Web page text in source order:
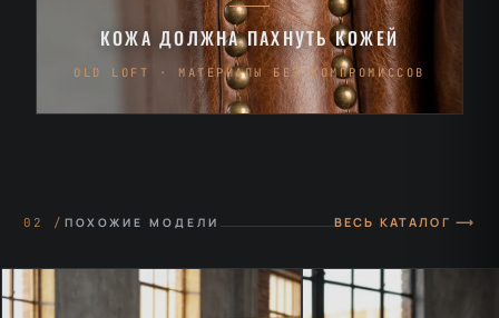
КОЖА ДОЛЖНА ПАХНУТЬ КОЖЕЙ
OLD LOFT · МАТЕРИАЛЫ БЕЗ КОМПРОМИССОВ
02 / ПОХОЖИЕ МОДЕЛИ ВЕСЬ КАТАЛОГ ⟶